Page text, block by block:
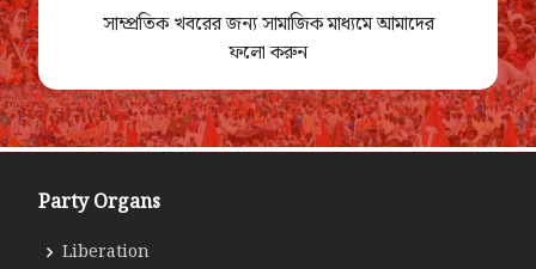
সাম্প্রতিক খবরের জন্য সামাজিক মাধ্যমে আমাদের
ফলো করুন
Party Organs
Liberation